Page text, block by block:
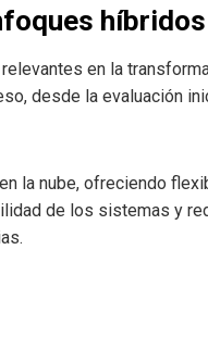
híbridos
en la
desde la evaluación
la nube, ofreciendo
de los sistemas y